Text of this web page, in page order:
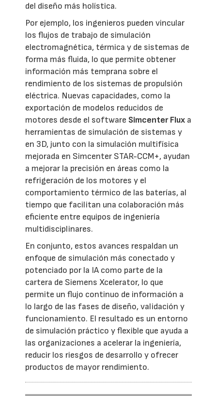
del diseño más holística.
Por ejemplo, los ingenieros pueden vincular
los flujos de trabajo de simulación
electromagnética, térmica y de sistemas de
forma más fluida, lo que permite obtener
información más temprana sobre el
rendimiento de los sistemas de propulsión
eléctrica. Nuevas capacidades, como la
exportación de modelos reducidos de
motores desde el software Simcenter Flux a
herramientas de simulación de sistemas y
en 3D, junto con la simulación multifísica
mejorada en Simcenter STAR-CCM+, ayudan
a mejorar la precisión en áreas como la
refrigeración de los motores y el
comportamiento térmico de las baterías, al
tiempo que facilitan una colaboración más
eficiente entre equipos de ingeniería
multidisciplinares.
En conjunto, estos avances respaldan un
enfoque de simulación más conectado y
potenciado por la IA como parte de la
cartera de Siemens Xcelerator, lo que
permite un flujo continuo de información a
lo largo de las fases de diseño, validación y
funcionamiento. El resultado es un entorno
de simulación práctico y flexible que ayuda a
las organizaciones a acelerar la ingeniería,
reducir los riesgos de desarrollo y ofrecer
productos de mayor rendimiento.